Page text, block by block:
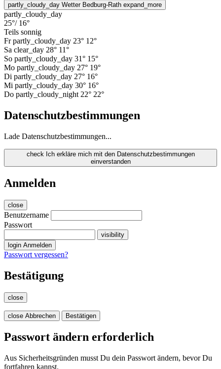
partly_cloudy_day Wetter Bedburg-Rath expand_more
partly_cloudy_day
25°/ 16°
Teils sonnig
Fr partly_cloudy_day 23° 12°
Sa clear_day 28° 11°
So partly_cloudy_day 31° 15°
Mo partly_cloudy_day 27° 19°
Di partly_cloudy_day 27° 16°
Mi partly_cloudy_day 30° 16°
Do partly_cloudy_night 22° 22°
Datenschutzbestimmungen
Lade Datenschutzbestimmungen...
check Ich erkläre mich mit den Datenschutzbestimmungen
einverstanden
Anmelden
close
Benutzername
Passwort
visibility
login Anmelden
Passwort vergessen?
Bestätigung
close
close Abbrechen Bestätigen
Passwort ändern erforderlich
Aus Sicherheitsgründen musst Du dein Passwort ändern, bevor Du
fortfahren kannst.